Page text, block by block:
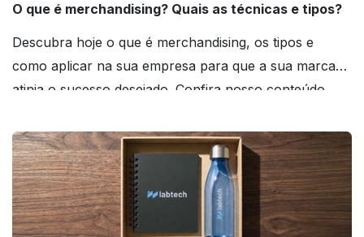
O que é merchandising? Quais as técnicas e tipos?
Descubra hoje o que é merchandising, os tipos e
como aplicar na sua empresa para que a sua marca
atinja o sucesso desejado. Confira nosso conteúdo